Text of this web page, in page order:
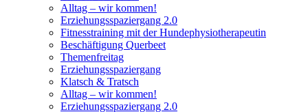
Alltag – wir kommen!
Erziehungsspaziergang 2.0
Fitnesstraining mit der Hundephysiotherapeutin
Beschäftigung Querbeet
Themenfreitag
Erziehungsspaziergang
Klatsch & Tratsch
Alltag – wir kommen!
Erziehungsspaziergang 2.0